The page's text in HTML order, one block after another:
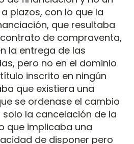
plazos, con lo que la
que resultaba
de compraventa,
la entrega de las
pero no en el dominio
inscrito en ningún
que existiera una
se ordenase el cambio
la cancelación de la
que implicaba una
de disponer pero